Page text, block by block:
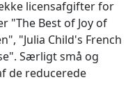
licensafgifter for
"The Best of Joy of
"Julia Child's French
Særligt små og
de reducerede